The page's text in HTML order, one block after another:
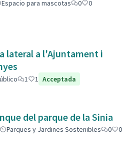
Espacio para mascotas 0
0
lateral a l'Ajuntament i
1 1 Acceptada
del parque de la Sinia
Parques y Jardines Sostenibles 0
0